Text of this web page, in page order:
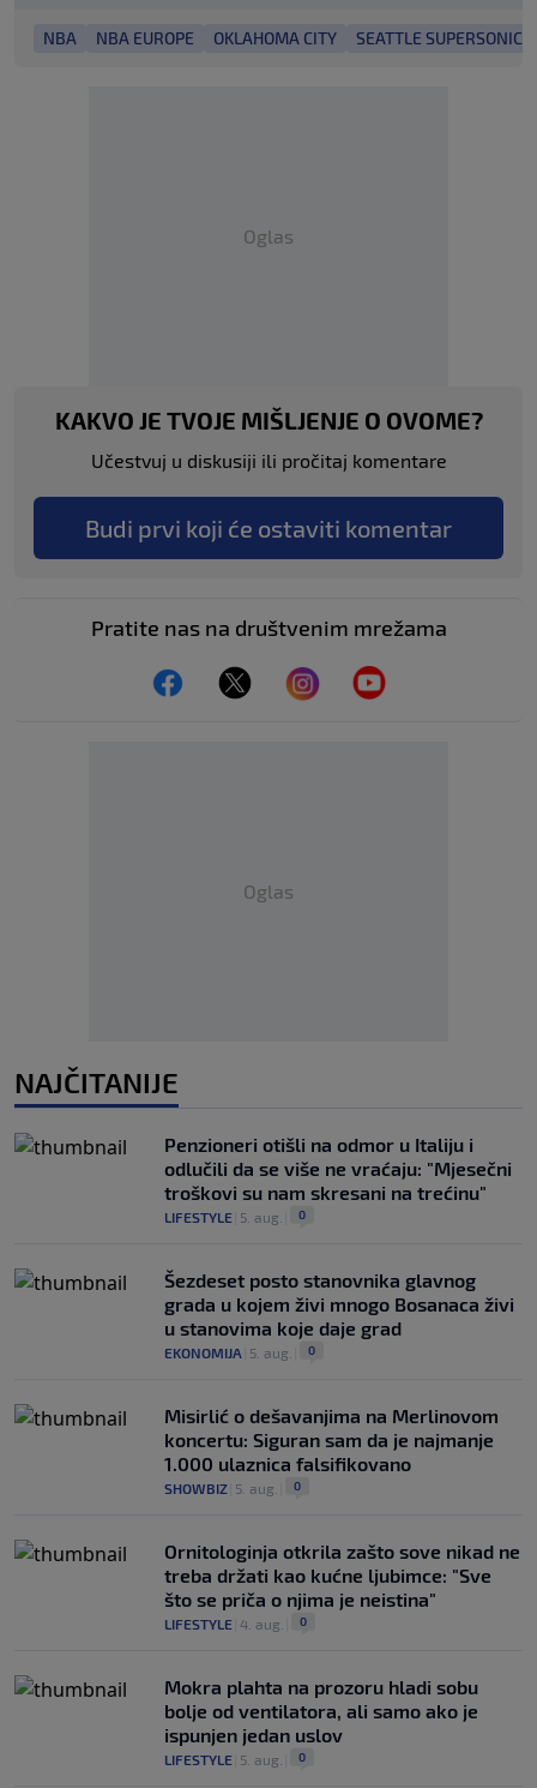
NBA NBA EUROPE OKLAHOMA CITY SEATTLE SUPERSONICS
Oglas
KAKVO JE TVOJE MIŠLJENJE O OVOME?
Učestvuj u diskusiji ili pročitaj komentare
Budi prvi koji će ostaviti komentar
Pratite nas na društvenim mrežama
Oglas
NAJČITANIJE
Penzioneri otišli na odmor u Italiju i
odlučili da se više ne vraćaju: "Mjesečni
troškovi su nam skresani na trećinu"
LIFESTYLE 5. aug. 0
Šezdeset posto stanovnika glavnog
grada u kojem živi mnogo Bosanaca živi
u stanovima koje daje grad
EKONOMIJA 5. aug. 0
Misirlić o dešavanjima na Merlinovom
koncertu: Siguran sam da je najmanje
1.000 ulaznica falsifikovano
SHOWBIZ 5. aug. 0
Ornitologinja otkrila zašto sove nikad ne
treba držati kao kućne ljubimce: "Sve
što se priča o njima je neistina"
LIFESTYLE 4. aug. 0
Mokra plahta na prozoru hladi sobu
bolje od ventilatora, ali samo ako je
ispunjen jedan uslov
LIFESTYLE 5. aug. 0